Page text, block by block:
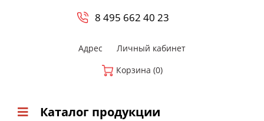
8 495 662 40 23
Адрес
Личный кабинет
Корзина (0)
Каталог продукции